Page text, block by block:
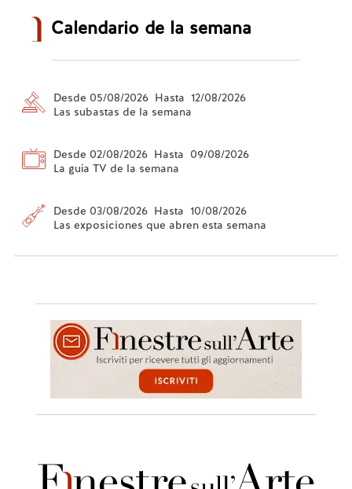
Calendario de la semana
Desde 05/08/2026 Hasta 12/08/2026
Las subastas de la semana
Desde 02/08/2026 Hasta 09/08/2026
La guía TV de la semana
Desde 03/08/2026 Hasta 10/08/2026
Las exposiciones que abren esta semana